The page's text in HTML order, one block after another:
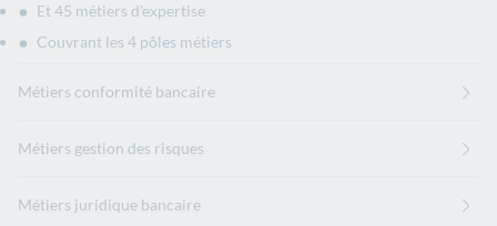
Et 45 métiers d'expertise
Couvrant les 4 pôles métiers
Métiers conformité bancaire
Métiers gestion des risques
Métiers juridique bancaire